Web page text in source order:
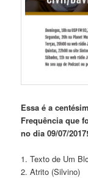
Essa é a
Frequência que
no dia 09/07/2017!
1. Texto de Um
2. Atrito (Silvino)